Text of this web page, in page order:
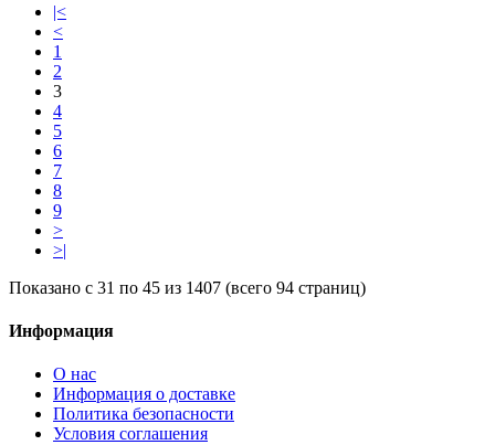
|<
<
1
2
3
4
5
6
7
8
9
>
>|
Показано с 31 по 45 из 1407 (всего 94 страниц)
Информация
О нас
Информация о доставке
Политика безопасности
Условия соглашения